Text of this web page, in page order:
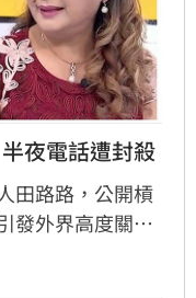
夜電話遭封殺
田路路，公開槓
發外界高度關
一曲紅遍大街小